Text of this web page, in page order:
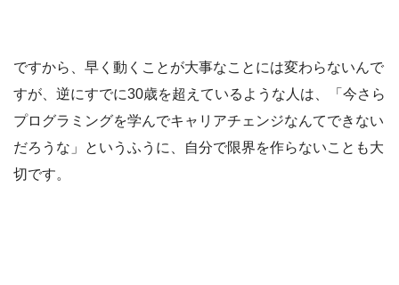
ですから、早く動くことが大事なことには変わらないんで
すが、逆にすでに30歳を超えているような人は、「今さら
プログラミングを学んでキャリアチェンジなんてできない
だろうな」というふうに、自分で限界を作らないことも大
切です。